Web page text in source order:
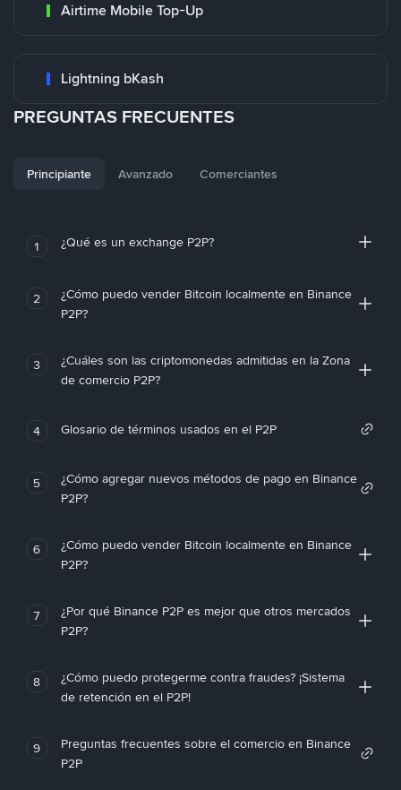
Airtime Mobile Top-Up
Lightning bKash
PREGUNTAS FRECUENTES
Principiante Avanzado Comerciantes
1 ¿Qué es un exchange P2P?
2
¿Cómo puedo vender Bitcoin localmente en Binance
P2P?
3
¿Cuáles son las criptomonedas admitidas en la Zona
de comercio P2P?
4 Glosario de términos usados en el P2P
5
¿Cómo agregar nuevos métodos de pago en Binance
P2P?
6
¿Cómo puedo vender Bitcoin localmente en Binance
P2P?
7
¿Por qué Binance P2P es mejor que otros mercados
P2P?
8
¿Cómo puedo protegerme contra fraudes? ¡Sistema
de retención en el P2P!
9
Preguntas frecuentes sobre el comercio en Binance
P2P